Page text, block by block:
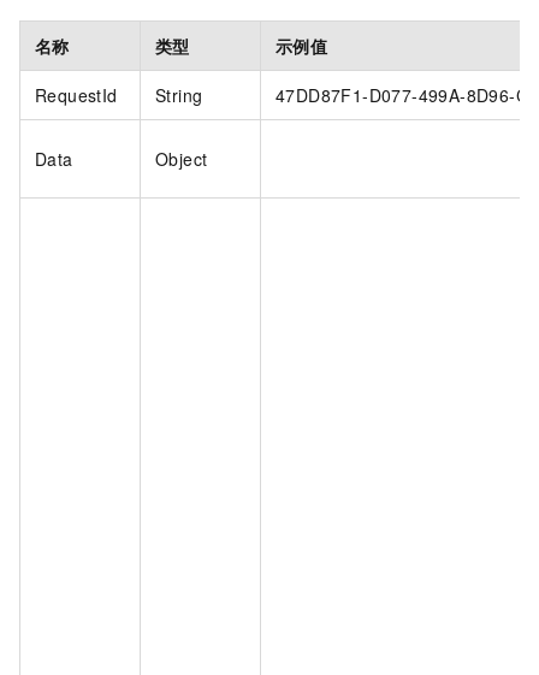
名称 类型 示例值
RequestId String 47DD87F1-D077-499A-8D96-
Data Object